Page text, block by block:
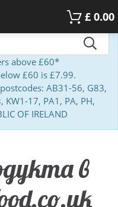
£ 0.00
above £60*
£60 is £7.99.
AB31-56, G83,
KW1-17, PA1, PA, PH,
OF IRELAND
в